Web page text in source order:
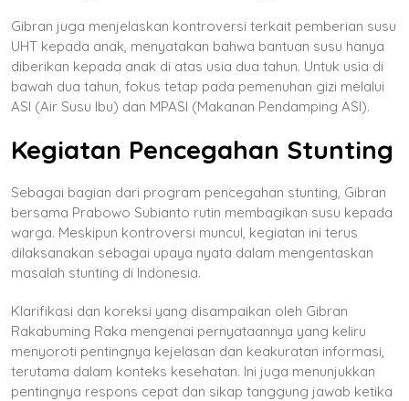
Gibran juga menjelaskan kontroversi terkait pemberian susu
UHT kepada anak, menyatakan bahwa bantuan susu hanya
diberikan kepada anak di atas usia dua tahun. Untuk usia di
bawah dua tahun, fokus tetap pada pemenuhan gizi melalui
ASI (Air Susu Ibu) dan MPASI (Makanan Pendamping ASI).
Kegiatan Pencegahan Stunting
Sebagai bagian dari program pencegahan stunting, Gibran
bersama Prabowo Subianto rutin membagikan susu kepada
warga. Meskipun kontroversi muncul, kegiatan ini terus
dilaksanakan sebagai upaya nyata dalam mengentaskan
masalah stunting di Indonesia.
Klarifikasi dan koreksi yang disampaikan oleh Gibran
Rakabuming Raka mengenai pernyataannya yang keliru
menyoroti pentingnya kejelasan dan keakuratan informasi,
terutama dalam konteks kesehatan. Ini juga menunjukkan
pentingnya respons cepat dan sikap tanggung jawab ketika